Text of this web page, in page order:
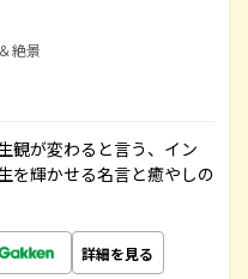
絶景
観が変わると言う、イン
を輝かせる名言と癒やしの
詳細を見る